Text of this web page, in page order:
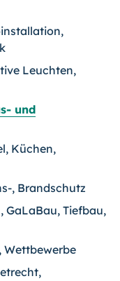
Leuchten,
und
Küchen,
, Brandschutz
GaLaBau, Tiefbau,
Wettbewerbe